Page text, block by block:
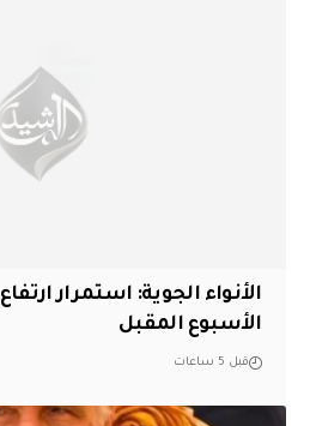
الأنواء الجوية: استمرار
الأسبوع المقبل
قبل 5 ساعات